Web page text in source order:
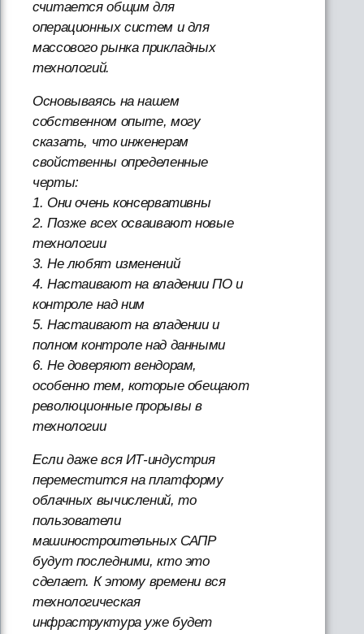
считается общим для
операционных систем и для
массового рынка прикладных
технологий.
Основываясь на нашем
собственном опыте, могу
сказать, что инженерам
свойственны определенные
черты:
1. Они очень консервативны
2. Позже всех осваивают новые
технологии
3. Не любят изменений
4. Настаивают на владении ПО и
контроле над ним
5. Настаивают на владении и
полном контроле над данными
6. Не доверяют вендорам,
особенно тем, которые обещают
революционные прорывы в
технологии
Если даже вся ИТ-индустрия
переместится на платформу
облачных вычислений, то
пользователи
машиностроительных САПР
будут последними, кто это
сделает. К этому времени вся
технологическая
инфраструктура уже будет